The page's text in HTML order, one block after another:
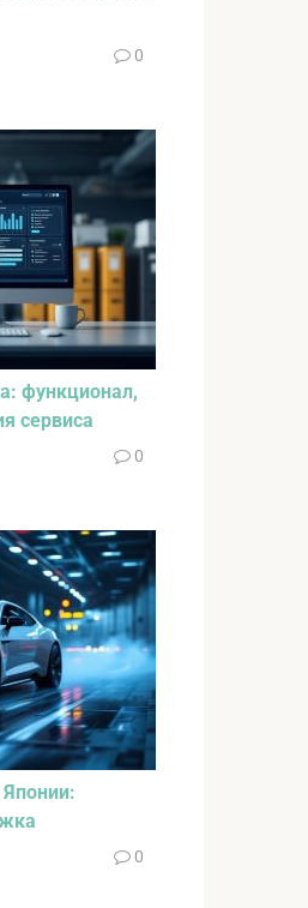
0
функционал,
сервиса
0
0